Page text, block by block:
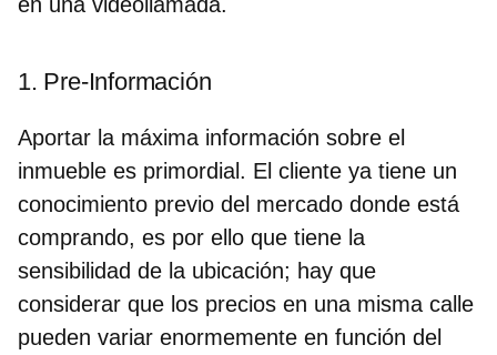
1. Pre-Información
Aportar la máxima información sobre el
inmueble es primordial. El cliente ya tiene un
conocimiento previo del mercado donde está
comprando, es por ello que tiene la
sensibilidad de la ubicación; hay que
considerar que los precios en una misma calle
pueden variar enormemente en función del